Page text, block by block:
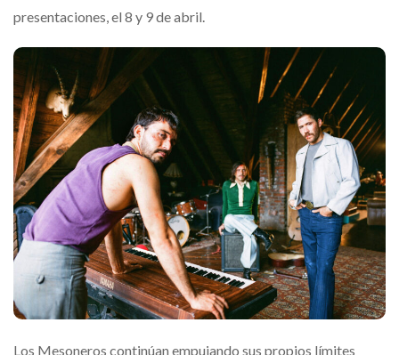
presentaciones, el 8 y 9 de abril.
Los Mesoneros continúan empujando sus propios límites